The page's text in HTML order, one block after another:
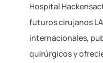
Hospital
futuros cirujanos
internacionales,
quirúrgicos y